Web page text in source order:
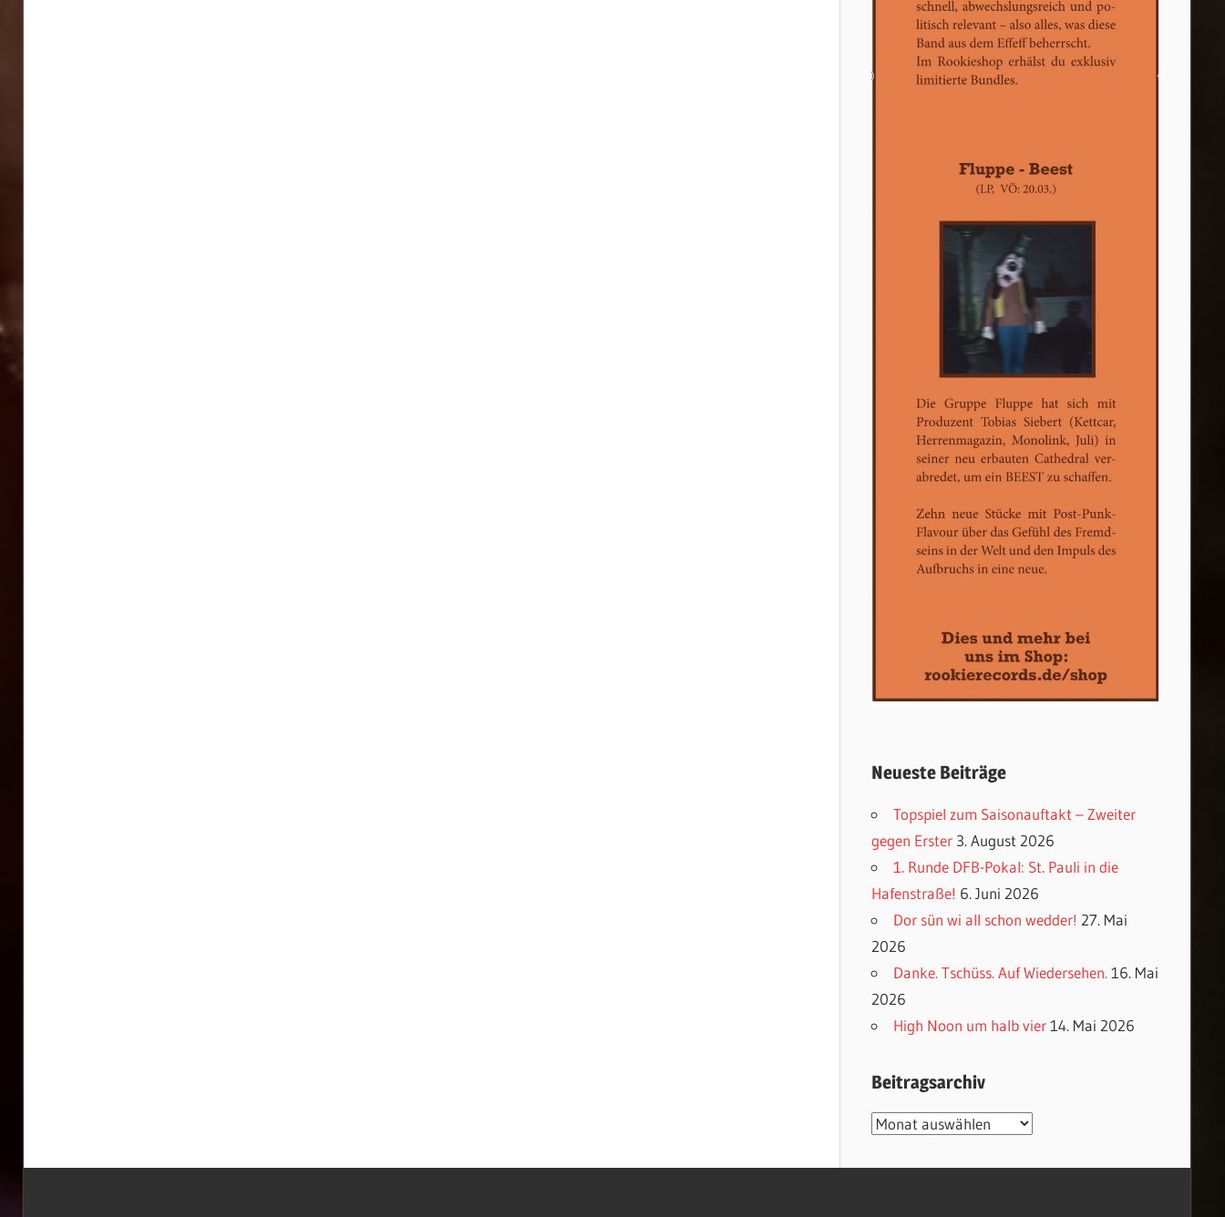
Neueste Beiträge
Topspiel zum Saisonauftakt – Zweiter
gegen Erster 3. August 2026
1. Runde DFB-Pokal: St. Pauli in die
Hafenstraße! 6. Juni 2026
Dor sün wi all schon wedder! 27. Mai
2026
Danke. Tschüss. Auf Wiedersehen. 16. Mai
2026
High Noon um halb vier 14. Mai 2026
Beitragsarchiv
Beitragsarchiv